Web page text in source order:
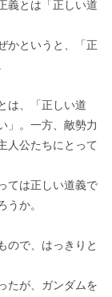
義とは「正しい道
かというと、「正
は、「正しい道
」。一方、敵勢力
人公たちにとって
ては正しい道義で
か。
ので、はっきりと
たが、ガンダムを